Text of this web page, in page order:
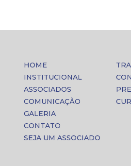
HOME
INSTITUCIONAL
ASSOCIADOS
COMUNICAÇÃO
GALERIA
CONTATO
SEJA UM ASSOCIADO